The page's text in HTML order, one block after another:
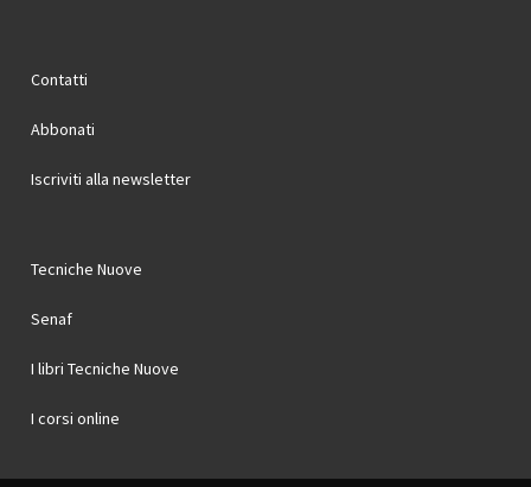
Contatti
Abbonati
Iscriviti alla newsletter
Tecniche Nuove
Senaf
I libri Tecniche Nuove
I corsi online